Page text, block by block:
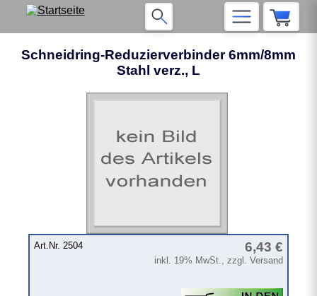
Schneidring-Reduzierverbinder 6mm/8mm
Stahl verz., L
Art.Nr. 2504 6,43 €
inkl. 19% MwSt., zzgl. Versand